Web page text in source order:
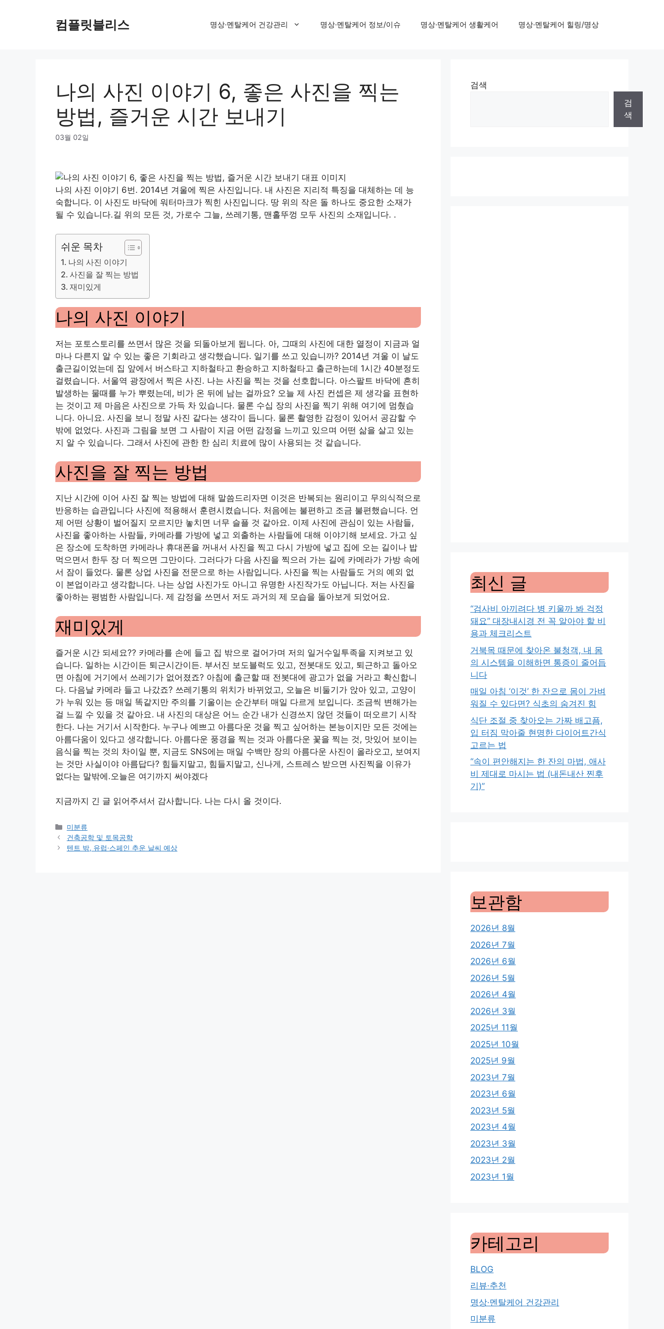
컴플릿블리스 명상·멘탈케어 건강관리 명상·멘탈케어 정보/이슈 명상·멘탈케어 생활케어 명상·멘탈케어 힐링/명상
나의 사진 이야기 6, 좋은 사진을 찍는
방법, 즐거운 시간 보내기
03월 02일
나의 사진 이야기 6번. 2014년 겨울에 찍은 사진입니다. 내 사진은 지리적 특징을 대체하는 데 능
숙합니다. 이 사진도 바닥에 워터마크가 찍힌 사진입니다. 땅 위의 작은 돌 하나도 중요한 소재가
될 수 있습니다.길 위의 모든 것, 가로수 그늘, 쓰레기통, 맨홀뚜껑 모두 사진의 소재입니다. .
쉬운 목차
나의 사진 이야기
사진을 잘 찍는 방법
재미있게
나의 사진 이야기
저는 포토스토리를 쓰면서 많은 것을 되돌아보게 됩니다. 아, 그때의 사진에 대한 열정이 지금과 얼
마나 다른지 알 수 있는 좋은 기회라고 생각했습니다. 일기를 쓰고 있습니까? 2014년 겨울 이 날도
출근길이었는데 집 앞에서 버스타고 지하철타고 환승하고 지하철타고 출근하는데 1시간 40분정도
걸렸습니다. 서울역 광장에서 찍은 사진. 나는 사진을 찍는 것을 선호합니다. 아스팔트 바닥에 흔히
발생하는 물때를 누가 뿌렸는데, 비가 온 뒤에 남는 걸까요? 오늘 제 사진 컨셉은 제 생각을 표현하
는 것이고 제 마음은 사진으로 가득 차 있습니다. 물론 수십 장의 사진을 찍기 위해 여기에 멈췄습
니다. 아니요. 사진을 보니 정말 사진 같다는 생각이 듭니다. 물론 촬영한 감정이 있어서 공감할 수
밖에 없었다. 사진과 그림을 보면 그 사람이 지금 어떤 감정을 느끼고 있으며 어떤 삶을 살고 있는
지 알 수 있습니다. 그래서 사진에 관한 한 심리 치료에 많이 사용되는 것 같습니다.
사진을 잘 찍는 방법
지난 시간에 이어 사진 잘 찍는 방법에 대해 말씀드리자면 이것은 반복되는 원리이고 무의식적으로
반응하는 습관입니다 사진에 적용해서 훈련시켰습니다. 처음에는 불편하고 조금 불편했습니다. 언
제 어떤 상황이 벌어질지 모르지만 놓치면 너무 슬플 것 같아요. 이제 사진에 관심이 있는 사람들,
사진을 좋아하는 사람들, 카메라를 가방에 넣고 외출하는 사람들에 대해 이야기해 보세요. 가고 싶
은 장소에 도착하면 카메라나 휴대폰을 꺼내서 사진을 찍고 다시 가방에 넣고 집에 오는 길이나 밥
먹으면서 한두 장 더 찍으면 그만이다. 그러다가 다음 사진을 찍으러 가는 길에 카메라가 가방 속에
서 잠이 들었다. 물론 상업 사진을 전문으로 하는 사람입니다. 사진을 찍는 사람들도 거의 예외 없
이 본업이라고 생각합니다. 나는 상업 사진가도 아니고 유명한 사진작가도 아닙니다. 저는 사진을
좋아하는 평범한 사람입니다. 제 감정을 쓰면서 저도 과거의 제 모습을 돌아보게 되었어요.
재미있게
즐거운 시간 되세요?? 카메라를 손에 들고 집 밖으로 걸어가며 저의 일거수일투족을 지켜보고 있
습니다. 일하는 시간이든 퇴근시간이든. 부서진 보도블럭도 있고, 전봇대도 있고, 퇴근하고 돌아오
면 아침에 거기에서 쓰레기가 없어졌죠? 아침에 출근할 때 전봇대에 광고가 없을 거라고 확신합니
다. 다음날 카메라 들고 나갔죠? 쓰레기통의 위치가 바뀌었고, 오늘은 비둘기가 앉아 있고, 고양이
가 누워 있는 등 매일 똑같지만 주의를 기울이는 순간부터 매일 다르게 보입니다. 조금씩 변해가는
걸 느낄 수 있을 것 같아요. 내 사진의 대상은 어느 순간 내가 신경쓰지 않던 것들이 떠오르기 시작
한다. 나는 거기서 시작한다. 누구나 예쁘고 아름다운 것을 찍고 싶어하는 본능이지만 모든 것에는
아름다움이 있다고 생각합니다. 아름다운 풍경을 찍는 것과 아름다운 꽃을 찍는 것, 맛있어 보이는
음식을 찍는 것의 차이일 뿐, 지금도 SNS에는 매일 수백만 장의 아름다운 사진이 올라오고, 보여지
는 것만 사실이야 아름답다? 힘들지말고, 힘들지말고, 신나게, 스트레스 받으면 사진찍을 이유가
없다는 말밖에.오늘은 여기까지 써야겠다
지금까지 긴 글 읽어주셔서 감사합니다. 나는 다시 올 것이다.
Categories
미분류
건축공학 및 토목공학
텐트 밖, 유럽·스페인 추운 날씨 예상
검색
검
색
최신 글
“검사비 아끼려다 병 키울까 봐 걱정
돼요” 대장내시경 전 꼭 알아야 할 비
용과 체크리스트
거북목 때문에 찾아온 불청객, 내 몸
의 시스템을 이해하면 통증이 줄어듭
니다
매일 아침 ‘이것’ 한 잔으로 몸이 가벼
워질 수 있다면? 식초의 숨겨진 힘
식단 조절 중 찾아오는 가짜 배고픔,
입 터짐 막아줄 현명한 다이어트간식
고르는 법
“속이 편안해지는 한 잔의 마법, 애사
비 제대로 마시는 법 (내돈내산 찐후
기)”
보관함
2026년 8월
2026년 7월
2026년 6월
2026년 5월
2026년 4월
2026년 3월
2025년 11월
2025년 10월
2025년 9월
2023년 7월
2023년 6월
2023년 5월
2023년 4월
2023년 3월
2023년 2월
2023년 1월
카테고리
BLOG
리뷰·추천
명상·멘탈케어 건강관리
미분류